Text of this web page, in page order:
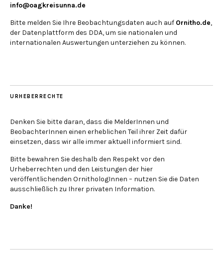
info@oagkreisunna.de
Bitte melden Sie Ihre Beobachtungsdaten auch auf Ornitho.de,
der Datenplattform des DDA, um sie nationalen und
internationalen Auswertungen unterziehen zu können.
URHEBERRECHTE
Denken Sie bitte daran, dass die MelderInnen und
BeobachterInnen einen erheblichen Teil ihrer Zeit dafür
einsetzen, dass wir alle immer aktuell informiert sind.
Bitte bewahren Sie deshalb den Respekt vor den
Urheberrechten und den Leistungen der hier
veröffentlichenden OrnithologInnen – nutzen Sie die Daten
ausschließlich zu Ihrer privaten Information.
Danke!